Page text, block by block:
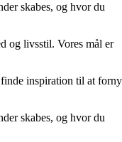
skabes, og hvor du
og livsstil. Vores mål er
inspiration til at forny
skabes, og hvor du